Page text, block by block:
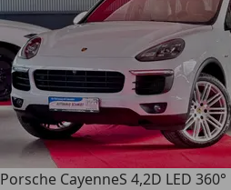
Porsche CayenneS 4,2D LED